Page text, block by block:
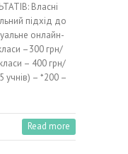
Власні
підхід до
онлайн-
–300 грн/
– 400 грн/
учнів) – *200 –
Read more